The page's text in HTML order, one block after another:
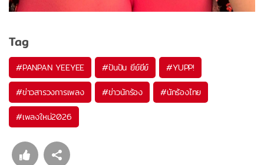
Tag
#PANPAN YEEYEE #ปันปัน ยีย์ยีย์ #YUPP!
#ข่าวสารวงการเพลง #ข่าวนักร้อง #นักร้องไทย
#เพลงใหม่2026